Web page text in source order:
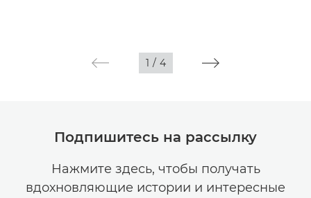
1 / 4
Подпишитесь на рассылку
Нажмите здесь, чтобы получать
вдохновляющие истории и интересные